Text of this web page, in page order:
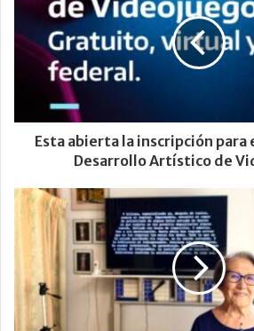
Esta abierta la inscripción para
Desarrollo Artístico de